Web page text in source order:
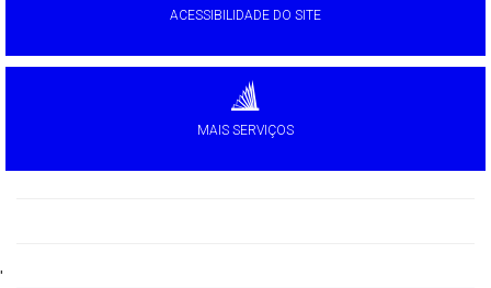
ACESSIBILIDADE DO SITE
MAIS SERVIÇOS
'